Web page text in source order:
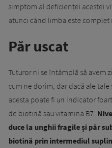
simptom al deficienței acestei
atunci când limba este complet
Păr uscat
Tuturor ni se întâmplă să avem
cum ne dorim, dar dacă ale tale
acesta poate fi un indicator
de biotină sau vitamina B7.
duce la unghii fragile și păr
biotină prin intermediul